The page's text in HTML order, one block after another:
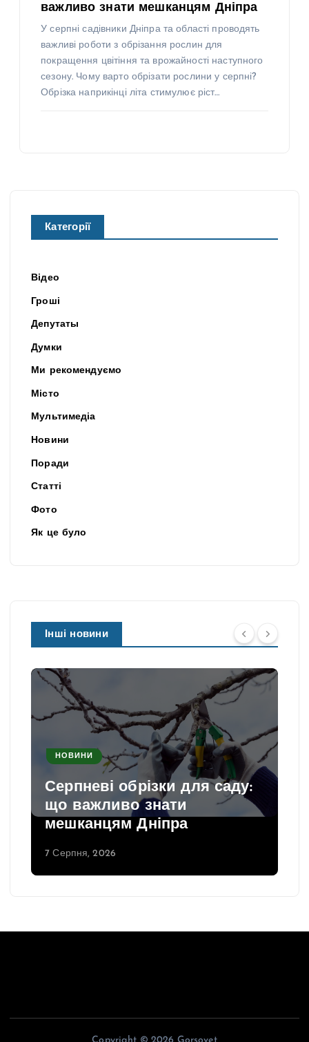
важливо знати мешканцям Дніпра
У серпні садівники Дніпра та області проводять
важливі роботи з обрізання рослин для
покращення цвітіння та врожайності наступного
сезону. Чому варто обрізати рослини у серпні?
Обрізка наприкінці літа стимулює ріст…
Категорії
Відео
Гроші
Депутаты
Думки
Ми рекомендуємо
Місто
Мультимедіа
Новини
Поради
Статті
Фото
Як це було
Інші новини
НОВИНИ
Серпневі обрізки для саду:
що важливо знати
мешканцям Дніпра
7 Серпня, 2026